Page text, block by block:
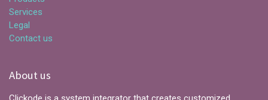
Services
Legal
Contact us
About us